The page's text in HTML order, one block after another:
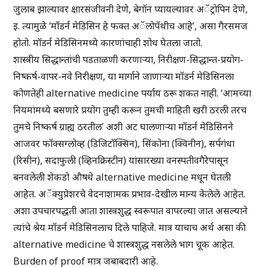
जुलाब झाल्यावर क्षारसंजीवनी देणे, बेगॉन प्यायल्यावर अॅट्रोपिन देणे,
इ. त्यामुळे ‘मॉडर्न मेडिसिन हे फक्त अॅलोपॅथीच आहे’, असा गैरसमज
होतो. मॉडर्न मेडिसिनमध्ये कारणांचाही शोध घेतला जातो.
शास्त्रीय सिद्धान्तांची पडताळणी करणाऱ्या, निरीक्षण-सिद्धान्त-प्रयोग-
निष्कर्ष-वापर-नवे निरीक्षण, या मार्गाने जाणाऱ्या मॉडर्न मेडिसिनला
कोणतेही alternative medicine पर्याय ठरू शकत नाही. ‘आमच्या
नियमांमध्ये बसणारे प्रयोग तुम्ही करून तुमची माहिती खरी ठरली तरच
तुमचे निष्कर्ष ग्राह्य ठरतील’ अशी अट घालणाऱ्या मॉडर्न मेडिसिनने
आजवर फॉक्सग्लोव्ह (डिजिटॉक्सिन), सिंकोना (क्विनीन), सर्पगंधा
(रिसीन), सदाफुली (व्हिनक्रिस्टीन) यांसारख्या वनस्पतीवगैरेपासून
बनवलेली शेकडो औषधे alternative medicine मधून घेतली
आहेत. अॅक्युप्रेशरचे वेदनाशामक प्रभाव-देखील मान्य केलेले आहेत.
अशा उपचारपद्धती आता शास्त्रशुद्ध स्वरूपात वापरल्या जात असल्याने
त्यांचे श्रेय मॉडर्न मेडिसिनलाच दिले पाहिजे. मात्र याचाच अर्थ असा की
alternative medicine चे शास्त्रशुद्ध नसलेले भाग चूक आहेत.
Burden of proof मात्र जबाबदारी आहे.